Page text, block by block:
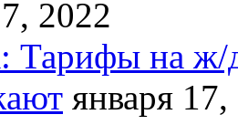
2022
Тарифы на ж/
января